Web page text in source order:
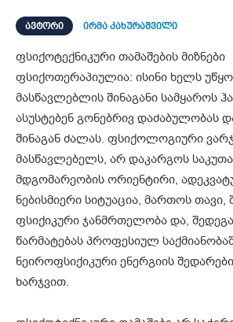
ᲐᲕᲢᲝᲠᲘ ირმა კახურაშვილი
ფსიქოტექნიკური თამაშების მიზნები
ფსიქოთერაპიულია: ისინი ხელს
მასწავლებლის შინაგანი სამყაროს
ასუსტებენ გონებრივ დაძაბულობას
შინაგან ძალას. ფსიქოლოგიური
მასწავლებელს, არ დაკარგოს
მდგომარეობის ორიენტირი,
ნებისმიერი სიტუაცია, მართოს თავი,
ფსიქიკური ჯანმრთელობა და,
წარმატებას პროფესიულ
ნეიროფსიქიკური ენერგიის
ხარჯვით.